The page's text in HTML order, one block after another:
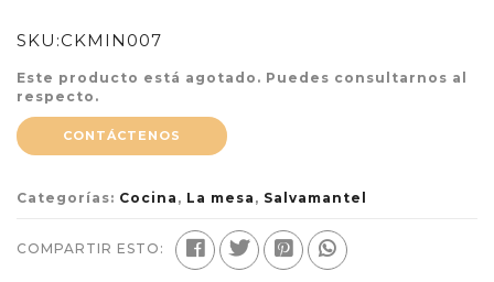
SKU:CKMIN007
Este producto está agotado. Puedes consultarnos al
respecto.
CONTÁCTENOS
Categorías: Cocina , La mesa , Salvamantel
COMPARTIR ESTO: